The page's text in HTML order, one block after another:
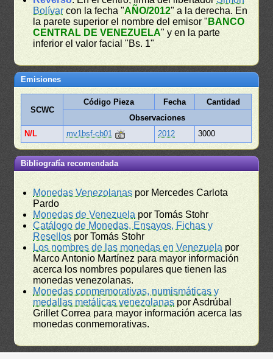
Bolívarcon la fecha "AÑO/2012" a la derecha. En
la parete superior el nombre del emisor " BANCO
CENTRAL DE VENEZUELA" y en la parte
inferior el valor facial "Bs. 1"
Emisiones
SCWC
Código Pieza Fecha
Cantidad
Observaciones
N/L
mv1bsf-cb01 2012 3000
Bibliografía recomendada
Monedas Venezolanas por Mercedes Carlota
Pardo
Monedas de Venezuela por Tomás Stohr
Catálogo de Monedas, Ensayos, Fichas y
Resellos por Tomás Stohr
Los nombres de las monedas en Venezuela por
Marco Antonio Martínez para mayor información
acerca los nombres populares que tienen las
monedas venezolanas.
Monedas conmemorativas, numismáticas y
medallas metálicas venezolanas por Asdrúbal
Grillet Correa para mayor información acerca las
monedas conmemorativas.